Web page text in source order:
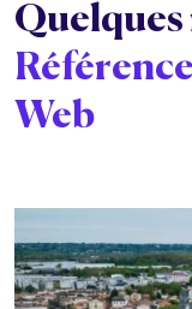
Quelques
Web